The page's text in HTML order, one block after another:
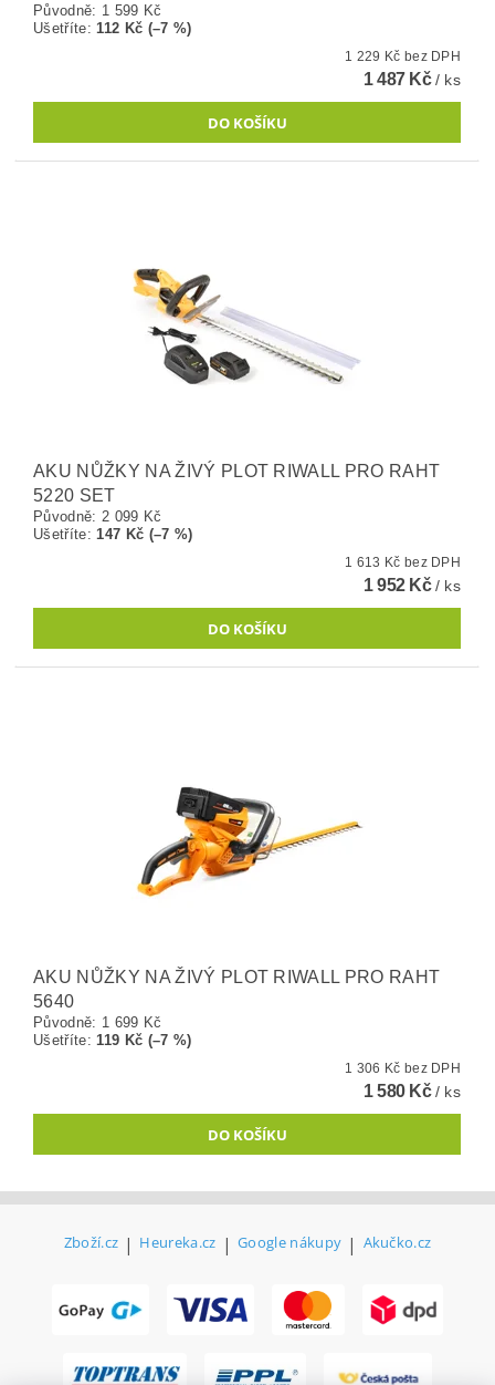
Původně: 1 599 Kč
Ušetříte: 112 Kč (–7 %)
1 229 Kč bez DPH
1 487 Kč/ ks
AKU NŮŽKY NA ŽIVÝ PLOT RIWALL PRO RAHT
5220 SET
Původně: 2 099 Kč
Ušetříte:147 Kč (–7 %)
1 613 Kč bez DPH
1 952 Kč/ ks
AKU NŮŽKY NA ŽIVÝ PLOT RIWALL PRO RAHT
5640
Původně: 1 699 Kč
Ušetříte:119 Kč (–7 %)
1 306 Kč bez DPH
1 580 Kč/ ks
Zboží.cz | Heureka.cz | Google nákupy | Akučko.cz